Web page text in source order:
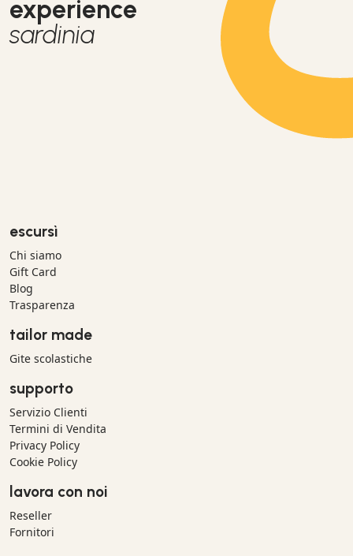
experience
sardinia
escursì
Chi siamo
Gift Card
Blog
Trasparenza
tailor made
Gite scolastiche
supporto
Servizio Clienti
Termini di Vendita
Privacy Policy
Cookie Policy
lavora con noi
Reseller
Fornitori